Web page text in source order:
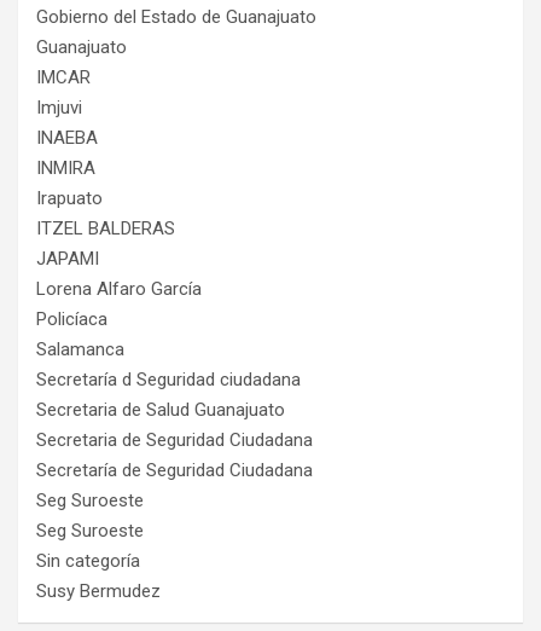
Gobierno del Estado de Guanajuato
Guanajuato
IMCAR
Imjuvi
INAEBA
INMIRA
Irapuato
ITZEL BALDERAS
JAPAMI
Lorena Alfaro García
Policíaca
Salamanca
Secretaría d Seguridad ciudadana
Secretaria de Salud Guanajuato
Secretaria de Seguridad Ciudadana
Secretaría de Seguridad Ciudadana
Seg Suroeste
Seg Suroeste
Sin categoría
Susy Bermudez